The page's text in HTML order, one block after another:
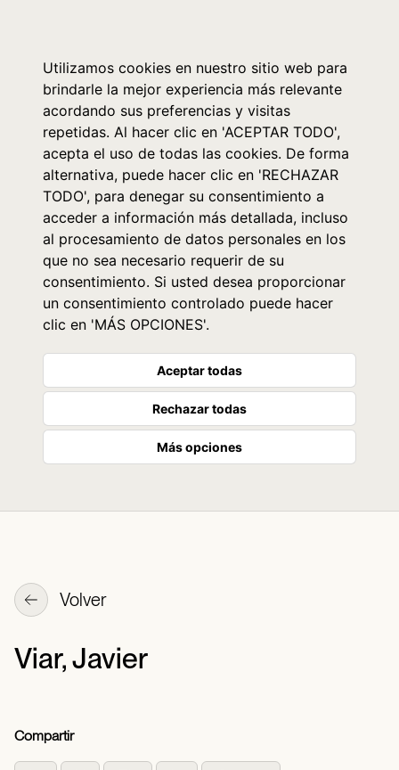
Utilizamos cookies en nuestro sitio web para
brindarle la mejor experiencia más relevante
acordando sus preferencias y visitas
repetidas. Al hacer clic en 'ACEPTAR TODO',
acepta el uso de todas las cookies. De forma
alternativa, puede hacer clic en 'RECHAZAR
TODO', para denegar su consentimiento a
acceder a información más detallada, incluso
al procesamiento de datos personales en los
que no sea necesario requerir de su
consentimiento. Si usted desea proporcionar
un consentimiento controlado puede hacer
clic en 'MÁS OPCIONES'.
Aceptar todas
Rechazar todas
Más opciones
Volver
Viar, Javier
Compartir